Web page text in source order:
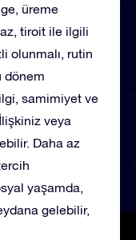
üreme
tiroit ile ilgili
olunmalı, rutin
dönem
samimiyet ve
veya
Daha az
yaşamda,
gelebilir,